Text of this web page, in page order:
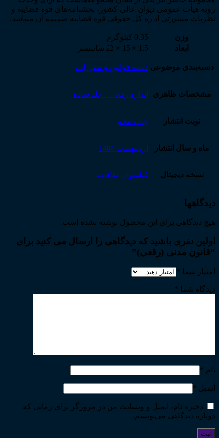
رویه هیأت عمومی دیوان عالی کشور، بخشنامه‌­های قوه قضاییه و
نظریات مشورتی اداره کل حقوقی قوه قضاییه ضمیمه آن می­باشد.
وزن
0.35 کیلوگرم
ابعاد
1.5 × 15 × 22 سانتیمتر
دسته‌بندی موضوعی دسته قوانین و مقررات
مشخصات ظاهری اندازه رقعی – جلد ساده
نوبت انتشار چاپ پنجم
ماه و سال انتشار اردیبهشت 1404
نسخه دیجیتال کتابخوان طاقچه
دیدگاهها
هیچ دیدگاهی برای این محصول نوشته نشده است.
اولین نفری باشید که دیدگاهی را ارسال می کنید برای
“قانون مدنی (رقعی)”
امتیاز شما *
دیدگاه شما *
نام *
ایمیل *
ذخیره نام، ایمیل و وبسایت من در مرورگر برای زمانی که
دوباره دیدگاهی می‌نویسم.